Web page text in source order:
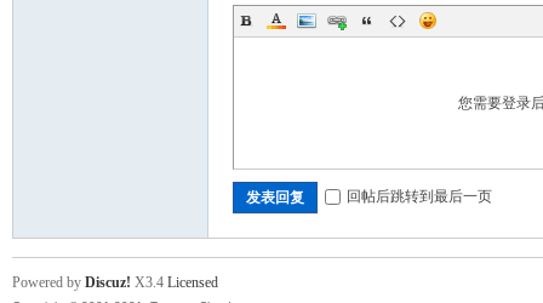
您需要登录
发表回复 回帖后跳转到最后一页
Powered by Discuz! X3.4 Licensed